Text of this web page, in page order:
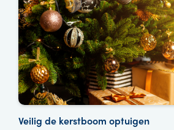
Veilig de kerstboom optuigen